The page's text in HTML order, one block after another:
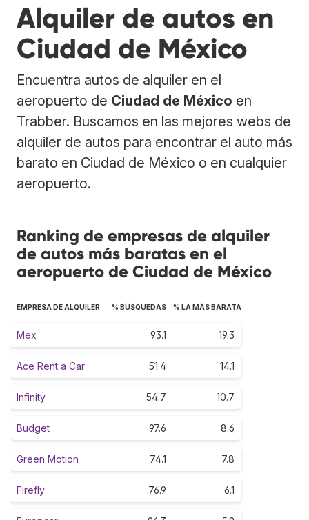
Alquiler de autos en
Ciudad de México
Encuentra autos de alquiler en el
aeropuerto de Ciudad de México en
Trabber. Buscamos en las mejores webs de
alquiler de autos para encontrar el auto más
barato en Ciudad de México o en cualquier
aeropuerto.
Ranking de empresas de alquiler
de autos más baratas en el
aeropuerto de Ciudad de México
EMPRESA DE ALQUILER % BÚSQUEDAS % LA MÁS BARATA
Mex 93.1 19.3
Ace Rent a Car 51.4 14.1
Infinity 54.7 10.7
Budget 97.6 8.6
Green Motion 74.1 7.8
Firefly 76.9 6.1